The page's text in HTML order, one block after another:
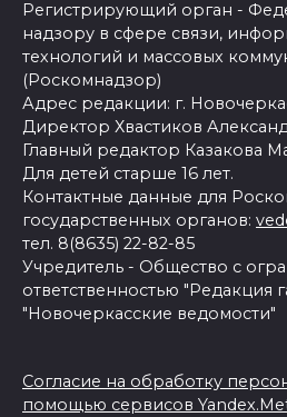
Регистрирующий орган -
надзору в сфере связи,
технологий и массовых
(Роскомнадзор)
Адрес редакции: г.
Директор Хвастиков
Главный редактор Казакова
Для детей старше 16 лет.
Контактные данные для
государственных органов:
тел. 8(8635) 22-82-85
Учредитель - Общество с
ответственностью "Редакция
"Новочеркасские ведомости"
Согласие на обработку
помощью сервисов